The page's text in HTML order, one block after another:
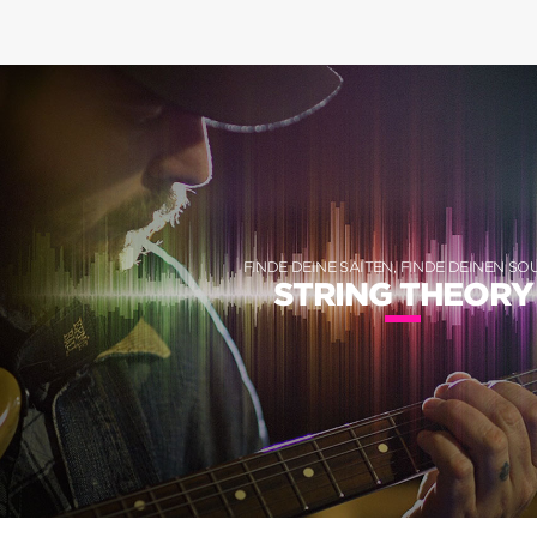
FINDE DEINE SAITEN, FINDE DEINEN
STRING THEORY